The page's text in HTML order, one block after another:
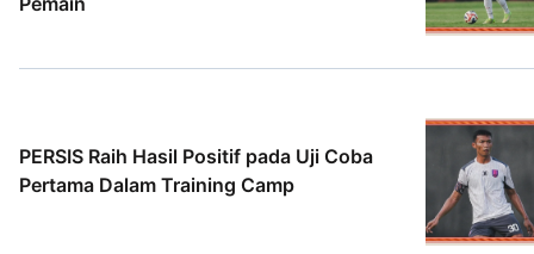
PERSIS Raih Hasil Positif pada Uji Coba
Pertama Dalam Training Camp